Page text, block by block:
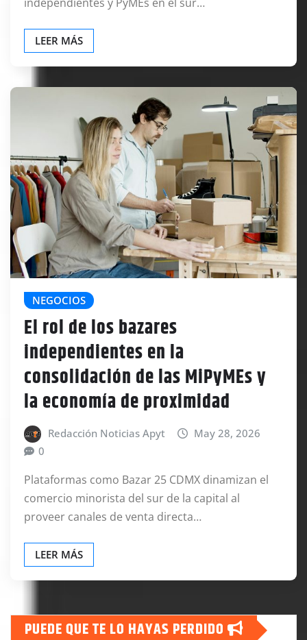
independientes y PyMEs en el sur…
LEER MÁS
NEGOCIOS
El rol de los bazares
independientes en la
consolidación de las MiPyMEs y
la economía de proximidad
Redacción Noticias Apyt
May 28, 2026
0
Plataformas como Bazar 25 CDMX dinamizan el
comercio minorista del sur de la capital al
proveer canales de venta directa…
LEER MÁS
PUEDE QUE TE LO HAYAS PERDIDO